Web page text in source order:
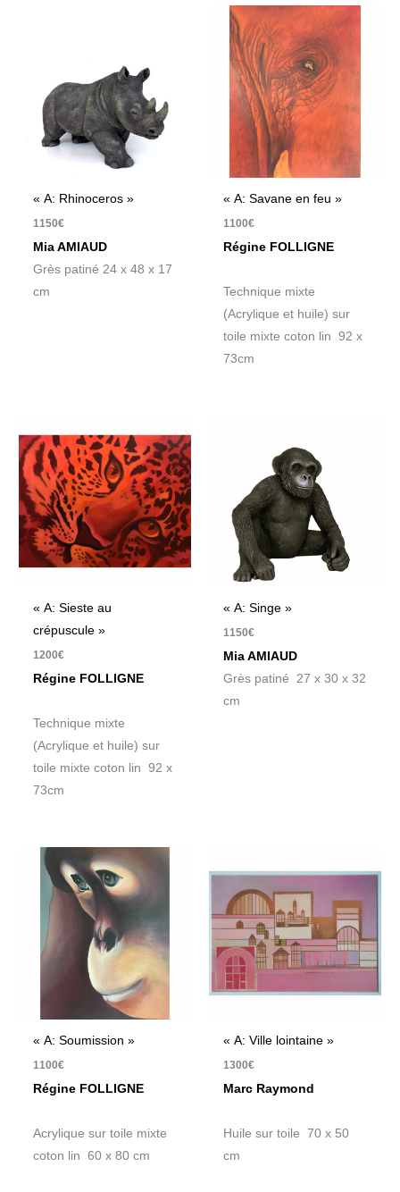
« A: Rhinoceros »
1150€
Mia AMIAUD
Grès patiné 24 x 48 x 17
cm
« A: Savane en feu »
1100€
Régine FOLLIGNE
Technique mixte
(Acrylique et huile) sur
toile mixte coton lin 92 x
73cm
« A: Sieste au
crépuscule »
1200€
Régine FOLLIGNE
Technique mixte
(Acrylique et huile) sur
toile mixte coton lin 92 x
73cm
« A: Singe »
1150€
Mia AMIAUD
Grès patiné 27 x 30 x 32
cm
« A: Soumission »
1100€
Régine FOLLIGNE
Acrylique sur toile mixte
coton lin 60 x 80 cm
« A: Ville lointaine »
1300€
Marc Raymond
Huile sur toile 70 x 50
cm